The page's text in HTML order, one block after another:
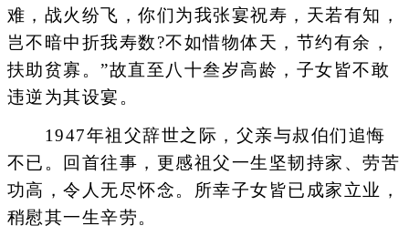
难，战火纷飞，你们为我张宴祝寿，天若有知，
岂不暗中折我寿数?不如惜物体天，节约有余，
扶助贫寡。”故直至八十叁岁高龄，子女皆不敢
违逆为其设宴。
1947年祖父辞世之际，父亲与叔伯们追悔
不已。回首往事，更感祖父一生坚韧持家、劳苦
功高，令人无尽怀念。所幸子女皆已成家立业，
稍慰其一生辛劳。